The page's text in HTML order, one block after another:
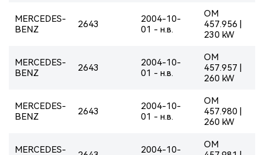
MERCEDES-
BENZ
2643
2004-10-
01 - н.в.
OM
457.956 |
230 kW
MERCEDES-
BENZ
2643
2004-10-
01 - н.в.
OM
457.957 |
260 kW
MERCEDES-
BENZ
2643
2004-10-
01 - н.в.
OM
457.980 |
260 kW
MERCEDES-
2004-10-
OM